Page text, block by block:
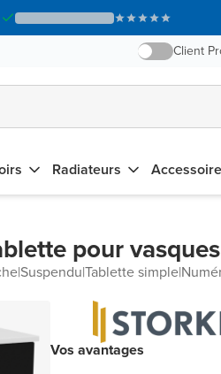
Client
Radiateurs
pour
|Suspendu|Tablette simple|
Vos avantages